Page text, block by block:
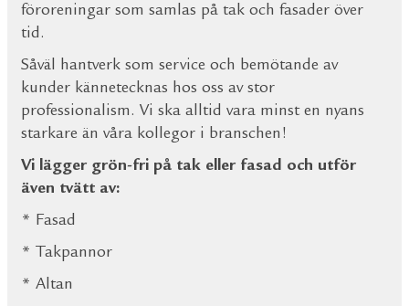
föroreningar som samlas på tak och fasader över
tid.
Såväl hantverk som service och bemötande av
kunder kännetecknas hos oss av stor
professionalism. Vi ska alltid vara minst en nyans
starkare än våra kollegor i branschen!
Vi lägger grön-fri på tak eller fasad och utför
även tvätt av:
* Fasad
* Takpannor
* Altan